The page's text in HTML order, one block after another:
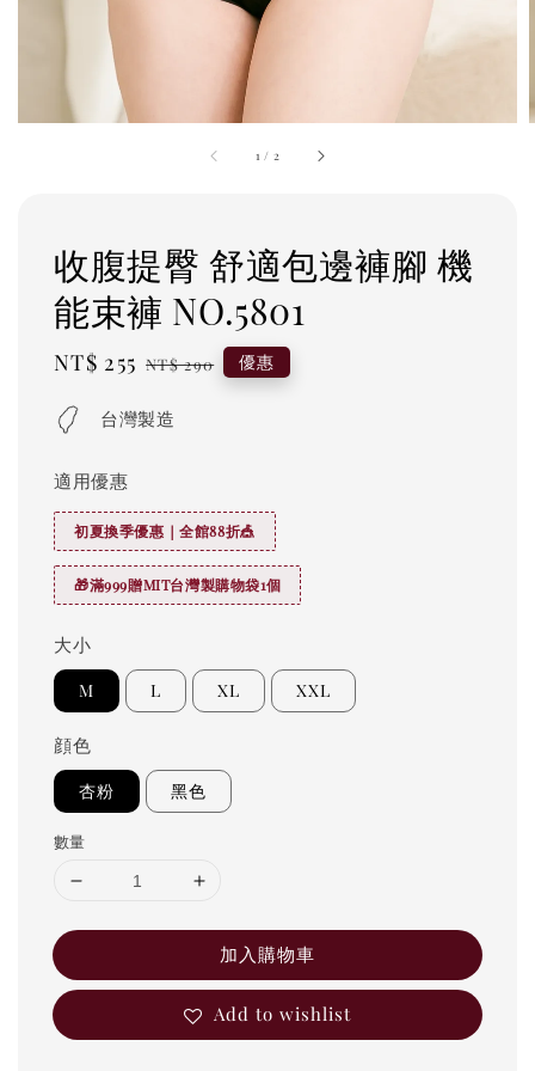
1 / 2
收腹提臀 舒適包邊褲腳 機
能束褲 NO.5801
Sale
NT$ 255 Regular
NT$ 290 優惠
台灣製造
適用優惠
初夏換季優惠｜全館88折🎪
🎁滿999贈MIT台灣製購物袋1個
大小
M L XL XXL
顔色
杏粉 黑色
數量
加入購物車
Add to wishlist